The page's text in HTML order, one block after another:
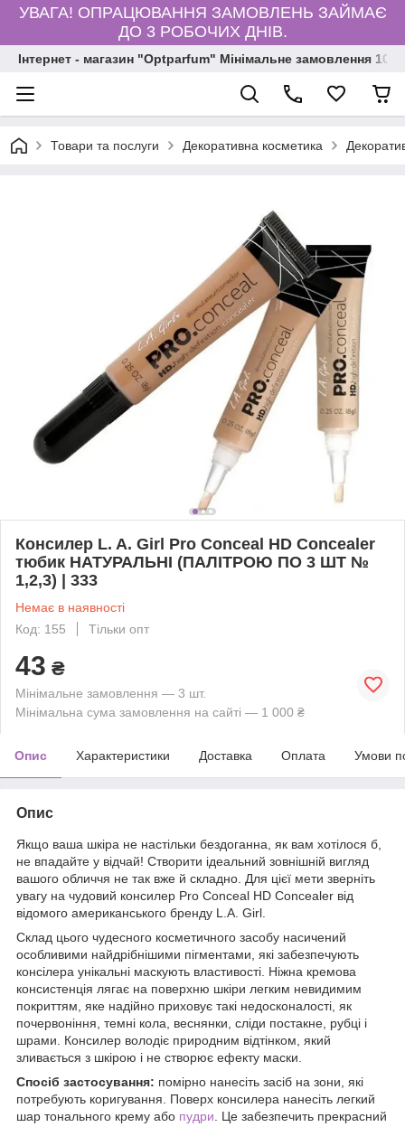
УВАГА! ОПРАЦЮВАННЯ ЗАМОВЛЕНЬ ЗАЙМАЄ
ДО 3 РОБОЧИХ ДНІВ.
Інтернет - магазин "Optparfum" Мінімальне замовлення
Товари та послуги Декоративна косметика
Консилер L. A. Girl Pro Conceal HD Concealer
тюбик НАТУРАЛЬНІ (ПАЛІТРОЮ ПО 3 ШТ №
1,2,3) | 333
Немає в наявності
Код: 155
Тільки опт
43 ₴
Мінімальне замовлення — 3 шт.
Мінімальна сума замовлення на сайті — 1 000 ₴
Опис Характеристики Доставка Оплата Умови
Опис
Якщо ваша шкіра не настільки бездоганна, як вам хотілося б,
не впадайте у відчай! Створити ідеальний зовнішній вигляд
вашого обличчя не так вже й складно. Для цієї мети зверніть
увагу на чудовий консилер Pro Conceal HD Concealer від
відомого американського бренду L.A. Girl.
Склад цього чудесного косметичного засобу насичений
особливими найдрібнішими пігментами, які забезпечують
консілера унікальні маскують властивості. Ніжна кремова
консистенція лягає на поверхню шкіри легким невидимим
покриттям, яке надійно приховує такі недосконалості, як
почервоніння, темні кола, веснянки, сліди постакне, рубці і
шрами. Консилер володіє природним відтінком, який
зливається з шкірою і не створює ефекту маски.
Спосіб застосування: помірно нанесіть засіб на зони, які
потребують коригування. Поверх консилера нанесіть легкий
шар тонального крему або пудри . Це забезпечить прекрасний